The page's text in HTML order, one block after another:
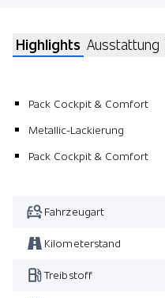
Highlights Ausstattung
Pack Cockpit & Comfort
Metallic-Lackierung
Pack Cockpit & Comfort
Fahrzeugart
Kilometerstand
Treibstoff